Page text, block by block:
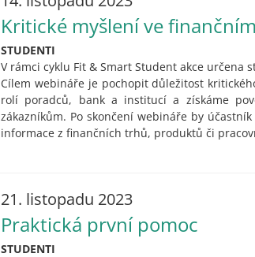
Kritické myšlení ve
STUDENTI
V rámci cyklu Fit & Smart Student akce určena
Cílem webináře je pochopit důležitost
rolí poradců, bank a institucí a získáme
zákazníkům. Po skončení webináře by
informace z finančních trhů, produktů či
21. listopadu 2023
Praktická první pomoc
STUDENTI